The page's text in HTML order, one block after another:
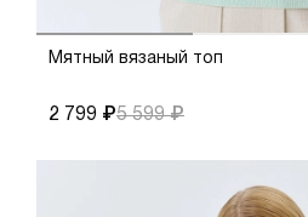
Мятный вязаный топ
2 799 ₽5 599 ₽